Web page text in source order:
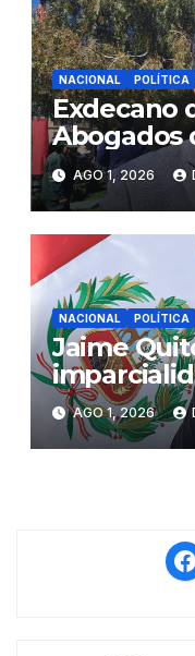
NACIONAL POLÍTICA
Exdecano
Abogados
ciudadana
AGO 1, 2026
NACIONAL POLÍTICA
Jaime
de Ollanta
AGO 1, 2026